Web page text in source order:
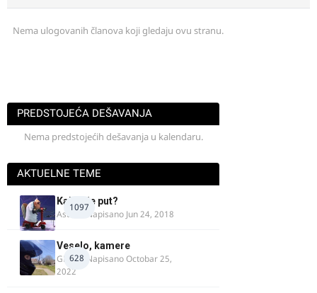
Nema ulogovanih članova koji gledaju ovu stranu.
PREDSTOJEĆA DEŠAVANJA
Nema predstojećih dešavanja u kalendaru.
AKTUELNE TEME
1097
Kakav je put?
Astral· Napisano Jun 24, 2018
628
Veselo, kamere
GR 46· NapisanoOctobar 25,
2022